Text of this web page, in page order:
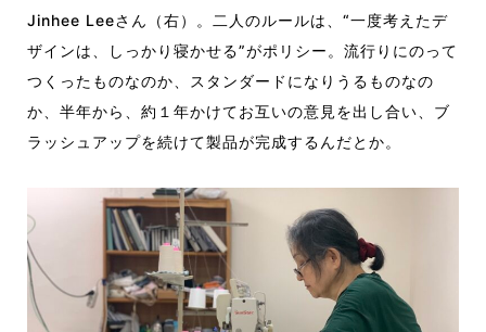
Jinhee Leeさん（右）。二人のルールは、“一度考えたデ
ザインは、しっかり寝かせる”がポリシー。流行りにのって
つくったものなのか、スタンダードになりうるものなの
か、半年から、約１年かけてお互いの意見を出し合い、ブ
ラッシュアップを続けて製品が完成するんだとか。